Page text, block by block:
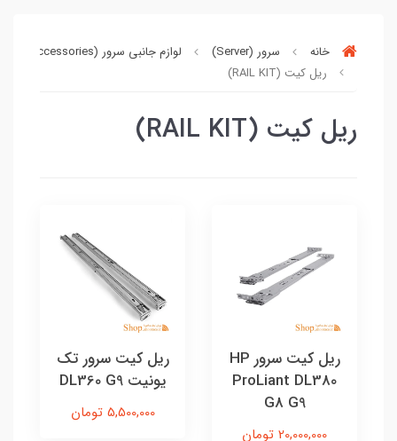
خانه سرور (Server)
لوازم جانبی سرور (Server Accessories)
ریل کیت (RAIL KIT)
ریل کیت (RAIL KIT)
ریل کیت سرور HP
ProLiant DL380
G8 G9
20,000,000 تومان
ریل کیت سرور تک
یونیت DL360 G9
5,500,000 تومان